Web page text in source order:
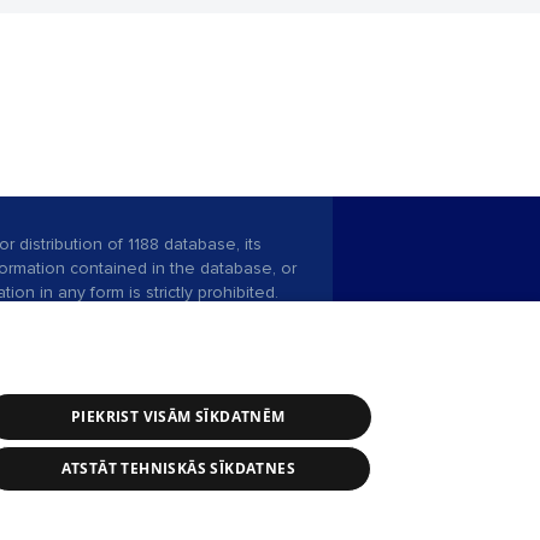
distribution of 1188 database, its
contained in the database, or
in any form is strictly prohibited.
service: e-mail -info@1188.lv
PIEKRIST VISĀM SĪKDATNĒM
ATSTĀT TEHNISKĀS SĪKDATNES